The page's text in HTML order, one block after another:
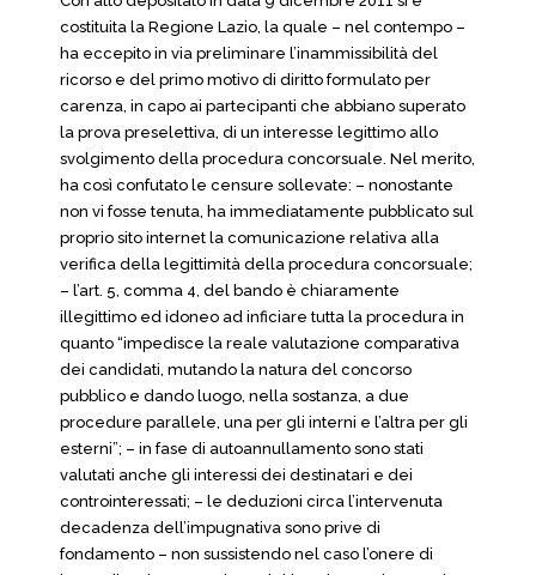
costituita la Regione Lazio, la quale – nel contempo –
ha eccepito in via preliminare l’inammissibilità del
ricorso e del primo motivo di diritto formulato per
carenza, in capo ai partecipanti che abbiano superato
la prova preselettiva, di un interesse legittimo allo
svolgimento della procedura concorsuale. Nel merito,
ha così confutato le censure sollevate: – nonostante
non vi fosse tenuta, ha immediatamente pubblicato sul
proprio sito internet la comunicazione relativa alla
verifica della legittimità della procedura concorsuale;
– l’art. 5, comma 4, del bando è chiaramente
illegittimo ed idoneo ad inficiare tutta la procedura in
quanto “impedisce la reale valutazione comparativa
dei candidati, mutando la natura del concorso
pubblico e dando luogo, nella sostanza, a due
procedure parallele, una per gli interni e l’altra per gli
esterni”; – in fase di autoannullamento sono stati
valutati anche gli interessi dei destinatari e dei
controinteressati; – le deduzioni circa l’intervenuta
decadenza dell’impugnativa sono prive di
fondamento – non sussistendo nel caso l’onere di